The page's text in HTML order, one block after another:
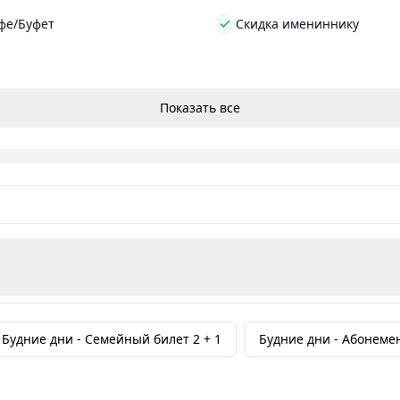
Буфет Скидка имениннику
Показать все
Будние дни - Семейный билет 2 + 1 Будние дни -